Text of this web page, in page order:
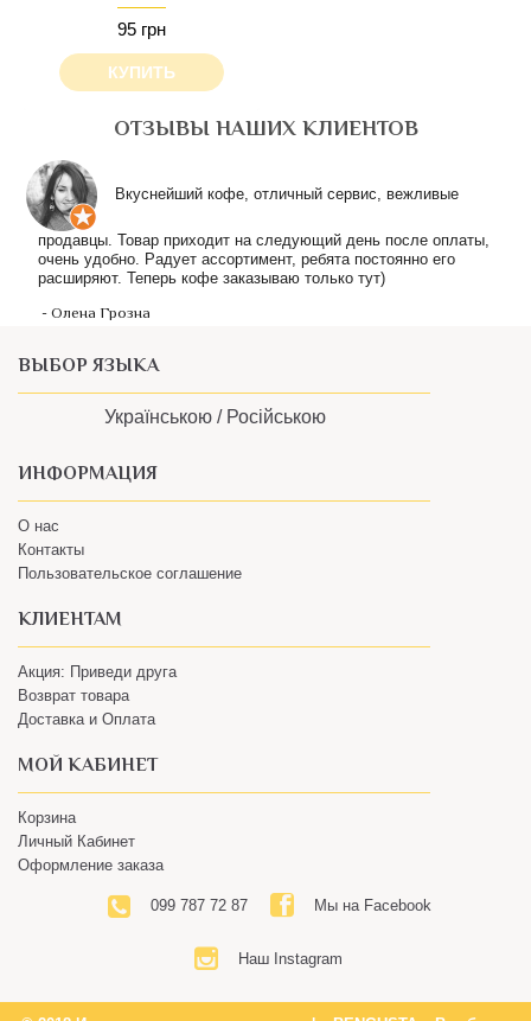
95 грн
КУПИТЬ
ОТЗЫВЫ НАШИХ КЛИЕНТОВ
Українською /Російською
О нас
Контакты
Пользовательское соглашение
Акция: Приведи друга
Возврат товара
Доставка и Оплата
Корзина
Личный Кабинет
Оформление заказа